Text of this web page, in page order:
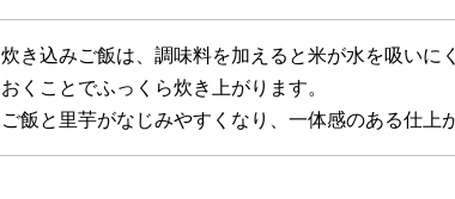
炊き込みご飯は、調味料を加えると米が水を吸いに
おくことでふっくら炊き上がります。
ご飯と里芋がなじみやすくなり、一体感のある仕上